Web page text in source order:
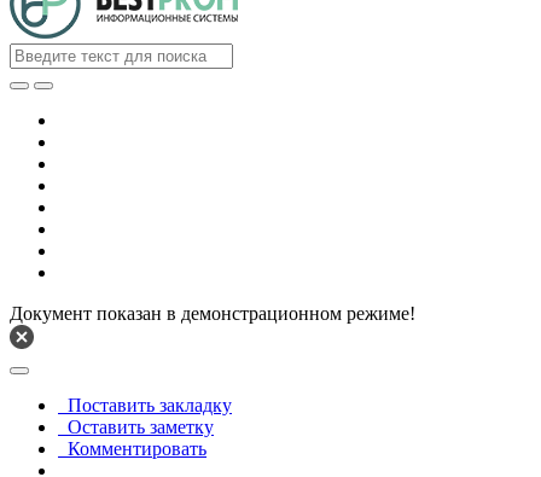
Документ показан в демонстрационном режиме!
Поставить закладку
Оставить заметку
Комментировать